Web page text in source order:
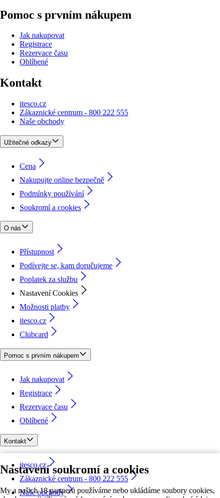
Nastavení soukromí a cookies
My a našich 18 partnerů používáme nebo ukládáme soubory cookies,
Pomoc s prvním nákupem
Jak nakupovat
Registrace
Rezervace času
Oblíbené
Kontakt
itesco.cz
Zákaznické centrum - 800 222 555
Naše obchody
Užitečné odkazy
Cena
Nakupujte online bezpečně
Podmínky používání
Soukromí a cookies
O nás
Přístupnost
Podívejte se, kam doručujeme
Poplatek za službu
Nastavení Cookies
Možnosti platby
itesco.cz
Clubcard
Pomoc s prvním nákupem
Jak nakupovat
Registrace
Rezervace času
Oblíbené
Kontakt
itesco.cz
Zákaznické centrum - 800 222 555
Naše obchody